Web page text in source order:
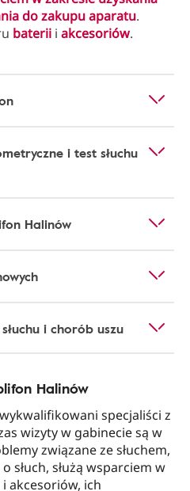
do zakupu aparatu.
baterii i akcesoriów.
i test słuchu
Halinów
i chorób uszu
Halinów
specjaliści z
wizyty w gabinecie są w
związane ze słuchem,
słuch, służą wsparciem w
akcesoriów, ich